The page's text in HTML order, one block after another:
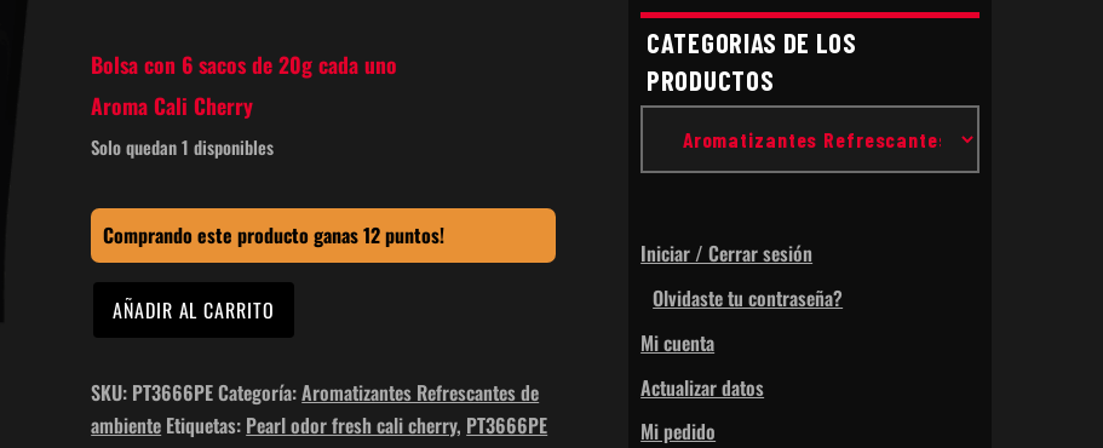
Bolsa con 6 sacos de 20g cada uno
Aroma Cali Cherry
Solo quedan 1 disponibles
Comprando este producto ganas 12 puntos!
Cali
Cherry
fresh
6pack
AÑADIR AL CARRITO
SKU: PT3666PECategoría:Aromatizantes Refrescantes de
ambiente Etiquetas: Pearl odor fresh cali cherry, PT3666PE
CATEGORIAS DE LOS
PRODUCTOS
Iniciar / Cerrar sesión
Olvidaste tu contraseña?
Mi cuenta
Actualizar datos
Mi pedido